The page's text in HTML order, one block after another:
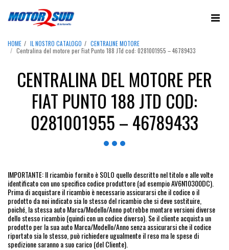
HOME IL NOSTRO CATALOGO
CENTRALINE MOTORE
Centralina del motore per Fiat Punto 188 JTd cod: 0281001955 – 46789433
CENTRALINA DEL MOTORE PER
FIAT PUNTO 188 JTD COD:
0281001955 – 46789433
IMPORTANTE: Il ricambio fornito è SOLO quello descritto nel titolo e alle volte
identificato con uno specifico codice produttore (ad esempio AV6N10300DC).
Prima di acquistare il ricambio è necessario assicurarsi che il codice o il
prodotto da noi indicato sia lo stesso del ricambio che si deve sostituire,
poiché, la stessa auto Marca/Modello/Anno potrebbe montare versioni diverse
dello stesso ricambio (quindi con un codice diverso). Se il cliente acquista un
prodotto per la sua auto Marca/Modello/Anno senza assicurarsi che il codice
riportato sia lo stesso, può richiedere ugualmente il reso ma le spese di
spedizione saranno a suo carico (del Cliente).